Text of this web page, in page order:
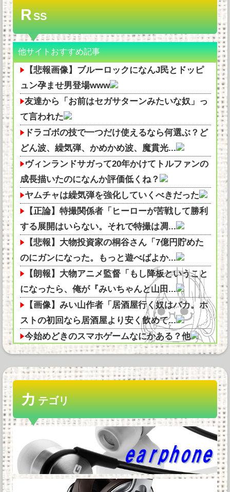
RSS
他サイトおすすめ記事
【悲報画像】ブルーロックになんJ民とドッピ
ュン孕ませ男登場www
友達から「お前はセガサターンみたいな奴」っ
て言われた
ドラゴボの技で一つだけ使えるなら何選ぶ？ど
どん波、繰気弾、かめかめ波、魔貫光...
ヴィンランドサガって20年かけてトルファンの
成長描いたのになんか評価低くね？
ヤムチャは繰気弾を強化していくべきだった
【正論】特撮関係者「ヒーローが苦戦して勝利
する展開はいらない。それで特撮は凋...
【悲報】大物投資家の桐谷さん「7億円貯めた
のにガンになった。もっと遊べばよか...
【朗報】大物アニメ監督「もし降板ということ
になったら、俺が『みいちゃんと山田...
【画像】みい山作者「居酒屋行く奴はバカ。ホ
ストの初回なら居酒屋より安く飲めて...
今始めどきのスマホゲームなにかある？他
【SSD】1TBで1.5万とか、買った時の倍なんだ
けど今だと買い増してしまい...
「Linuxで十分じゃね…？」世界が気付き始め
る Linuxの市場シェアが初...
BenQ、有機EL WQHDゲーミングモニター
「MOBIUZ EX271QM...
40万のPC 40万のスマホ お前らどっちが欲
しい？他
カテゴリ